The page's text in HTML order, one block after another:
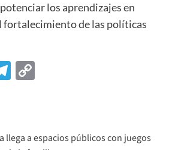
los aprendizajes en
fortalecimiento de las políticas
Telegram
Copy
llega a espacios públicos con juegos